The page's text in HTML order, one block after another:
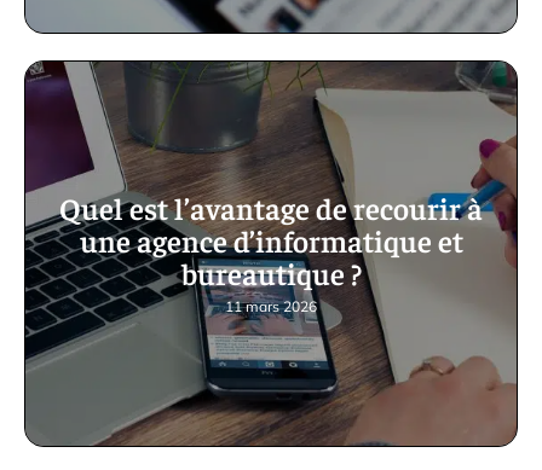
Quel est l’avantage de recourir à
une agence d’informatique et
bureautique ?
11 mars 2026